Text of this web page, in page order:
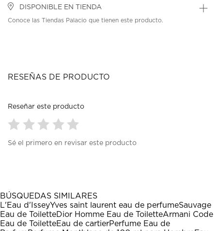
DISPONIBLE EN TIENDA
Conoce las Tiendas Palacio que tienen este producto.
RESEÑAS DE PRODUCTO
Reseñar este producto
para
1
estrella
Esta
acción
abrirá
para
estrellas.
Esta
acción
abrirá
para
estrellas.
Esta
acción
abrirá
para
estrellas.
Esta
acción
abrirá
para
estrellas.
Esta
acción
abrirá
Sé el primero en revisar este producto
BÚSQUEDAS SIMILARES
L'Eau d'IsseyYves saint laurent eau de perfumeSauvage
Eau de ToiletteDior Homme Eau de ToiletteArmani Code
Eau de ToiletteEau de cartierPerfume Eau de